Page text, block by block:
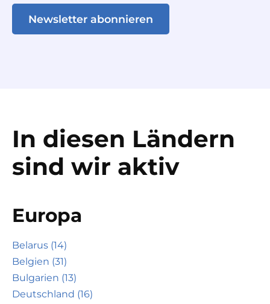
Newsletter abonnieren
In diesen Ländern
sind wir aktiv
Europa
Belarus (14)
Belgien (31)
Bulgarien (13)
Deutschland (16)